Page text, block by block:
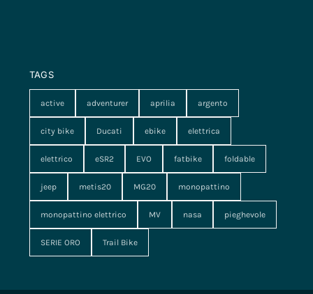
TAGS
active adventurer aprilia argento
city bike Ducati ebike elettrica
elettrico eSR2 EVO fatbike foldable
jeep metis20 MG20 monopattino
monopattino elettrico MV nasa pieghevole
SERIE ORO Trail Bike